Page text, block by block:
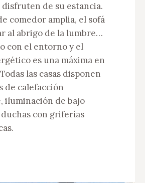
disfruten de su estancia.
comedor amplia, el sofá
al abrigo de la lumbre…
con el entorno y el
es una máxima en
las casas disponen
de calefacción
iluminación de bajo
con griferías